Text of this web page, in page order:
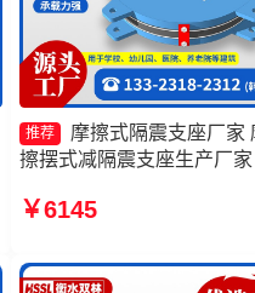
推荐
摩擦式隔震支座厂家
擦摆式减隔震支座生产厂
摆隔震支座FPSII-6000-
￥6145